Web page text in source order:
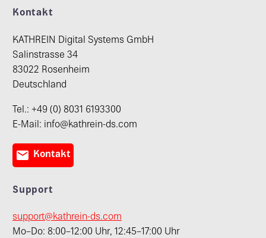
Kontakt
KATHREIN Digital Systems GmbH
Salinstrasse 34
83022 Rosenheim
Deutschland
Tel.: +49 (0) 8031 6193300
E-Mail: info@kathrein-ds.com
 Kontakt
Support
support@kathrein-ds.com
Mo–Do: 8:00–12:00 Uhr, 12:45–17:00 Uhr